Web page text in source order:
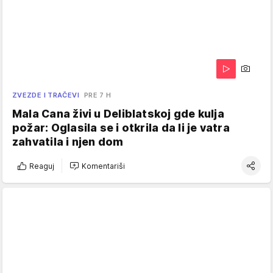
ZVEZDE I TRAČEVI PRE 7 H
Mala Cana živi u Deliblatskoj gde kulja
požar: Oglasila se i otkrila da li je vatra
zahvatila i njen dom
Reaguj Komentariši